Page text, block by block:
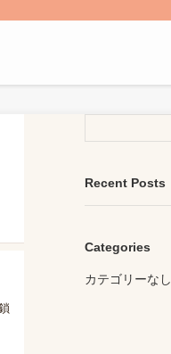
Recent Posts
Categories
カテゴリーなし